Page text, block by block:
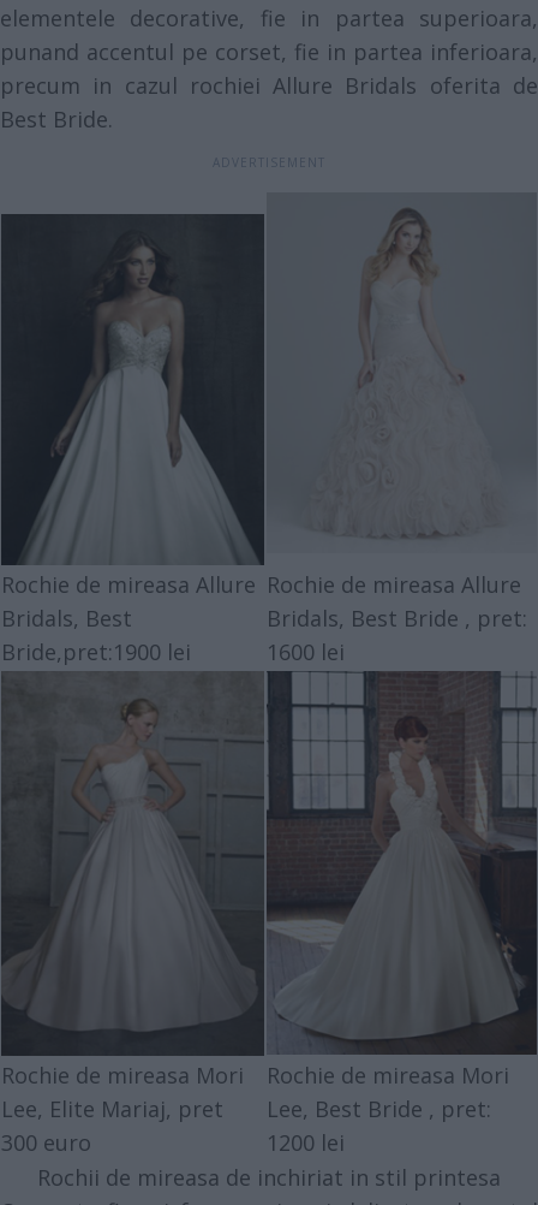
elementele decorative, fie in partea superioara,
punand accentul pe corset, fie in partea inferioara,
precum in cazul rochiei Allure Bridals oferita de
Best Bride.
Rochie de mireasa Allure
Bridals, Best
Bride,pret:1900 lei
Rochie de mireasa Allure
Bridals, Best Bride , pret:
1600 lei
Rochie de mireasa Mori
Lee, Elite Mariaj, pret
300 euro
Rochie de mireasa Mori
Lee, Best Bride , pret:
1200 lei
Rochii de mireasa de inchiriat in stil printesa